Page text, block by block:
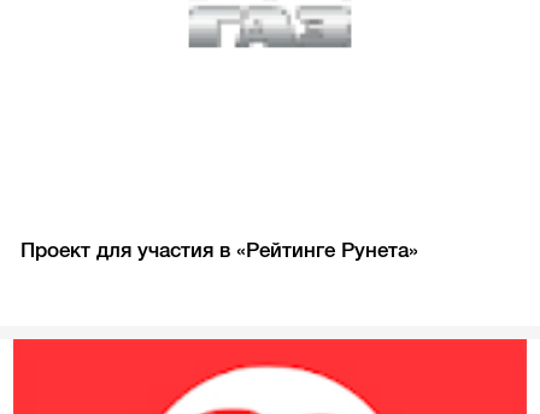
Проект для участия в «Рейтинге Рунета»